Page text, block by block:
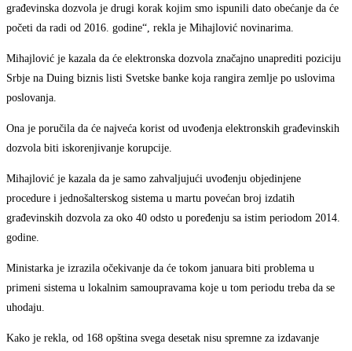
građevinska dozvola je drugi korak kojim smo ispunili dato obećanje da će
početi da radi od 2016. godine“, rekla je Mihajlović novinarima.
Mihajlović je kazala da će elektronska dozvola značajno unaprediti poziciju
Srbje na Duing biznis listi Svetske banke koja rangira zemlje po uslovima
poslovanja.
Ona je poručila da će najveća korist od uvođenja elektronskih građevinskih
dozvola biti iskorenjivanje korupcije.
Mihajlović je kazala da je samo zahvaljujući uvođenju objedinjene
procedure i jednošalterskog sistema u martu povećan broj izdatih
građevinskih dozvola za oko 40 odsto u poređenju sa istim periodom 2014.
godine.
Ministarka je izrazila očekivanje da će tokom januara biti problema u
primeni sistema u lokalnim samoupravama koje u tom periodu treba da se
uhodaju.
Kako je rekla, od 168 opština svega desetak nisu spremne za izdavanje